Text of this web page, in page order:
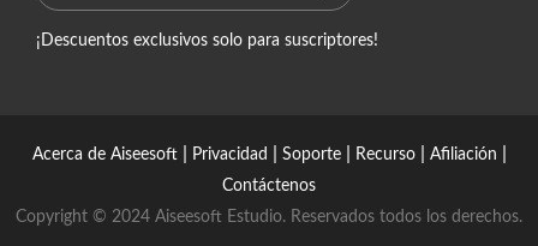
¡Descuentos exclusivos solo para suscriptores!
Acerca de Aiseesoft| Privacidad Soporte| Recurso| Afiliación
Contáctenos
Copyright © 2024 Aiseesoft Estudio. Reservados todos los derechos.